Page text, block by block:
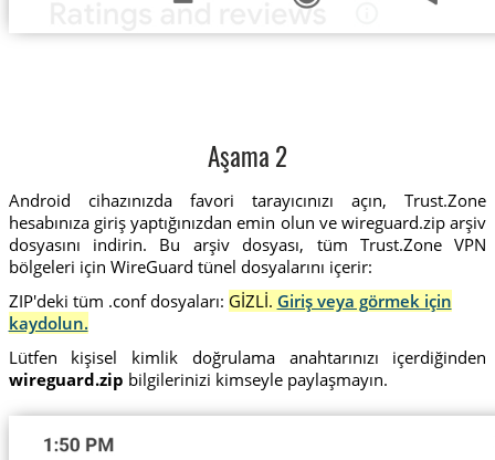
Aşama 2
Android cihazınızda favori tarayıcınızı açın, Trust.Zone
hesabınıza giriş yaptığınızdan emin olun ve wireguard.zip arşiv
dosyasını indirin. Bu arşiv dosyası, tüm Trust.Zone VPN
bölgeleri için WireGuard tünel dosyalarını içerir:
ZIP'deki tüm .conf dosyaları: GİZLİ. Giriş veya görmek için
kaydolun.
Lütfen kişisel kimlik doğrulama anahtarınızı içerdiğinden
wireguard.zip bilgilerinizi kimseyle paylaşmayın.